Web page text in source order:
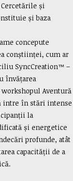
și
și baza
concepute
conștiinței, cum ar
SyncCreation™ –
învățarea
Aventură
intre în stări intense
la
și energetice
profunde, atât
capacității de a